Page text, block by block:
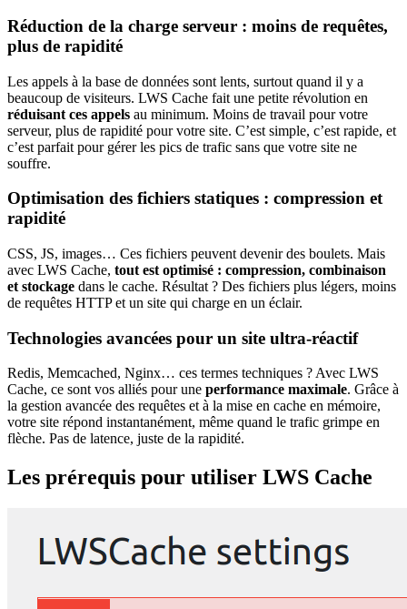
Réduction de la charge serveur : moins de requêtes,
plus de rapidité
Les appels à la base de données sont lents, surtout quand il y a
beaucoup de visiteurs. LWS Cache fait une petite révolution en
réduisant ces appels au minimum. Moins de travail pour votre
serveur, plus de rapidité pour votre site. C’est simple, c’est rapide, et
c’est parfait pour gérer les pics de trafic sans que votre site ne
souffre.
Optimisation des fichiers statiques : compression et
rapidité
CSS, JS, images… Ces fichiers peuvent devenir des boulets. Mais
avec LWS Cache, tout est optimisé : compression, combinaison
et stockage dans le cache. Résultat ? Des fichiers plus légers, moins
de requêtes HTTP et un site qui charge en un éclair.
Technologies avancées pour un site ultra-réactif
Redis, Memcached, Nginx… ces termes techniques ? Avec LWS
Cache, ce sont vos alliés pour une performance maximale. Grâce à
la gestion avancée des requêtes et à la mise en cache en mémoire,
votre site répond instantanément, même quand le trafic grimpe en
flèche. Pas de latence, juste de la rapidité.
Les prérequis pour utiliser LWS Cache